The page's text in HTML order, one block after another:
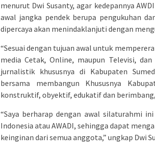
menurut Dwi Susanty, agar kedepannya
awal jangka pendek berupa pengukuhan
dipercaya akan menindaklanjuti dengan
“Sesuai dengan tujuan awal untuk
media Cetak, Online, maupun Televisi,
jurnalistik khususnya di Kabupaten
bersama membangun Khususnya
konstruktif, obyektif, edukatif dan
“Saya berharap dengan awal silaturahmi
Indonesia atau AWADI, sehingga dapat
keinginan dari semua anggota,” ungkap Dwi